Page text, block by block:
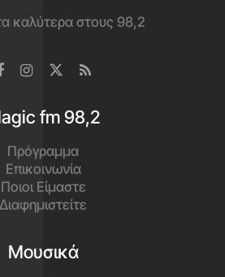
καλύτερα στους 98,2
fm 98,2
Πρόγραμμα
Επικοινωνία
Ποιοι Είμαστε
Διαφημιστείτε
Μουσικά